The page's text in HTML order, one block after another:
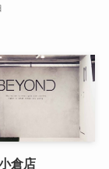
倉店